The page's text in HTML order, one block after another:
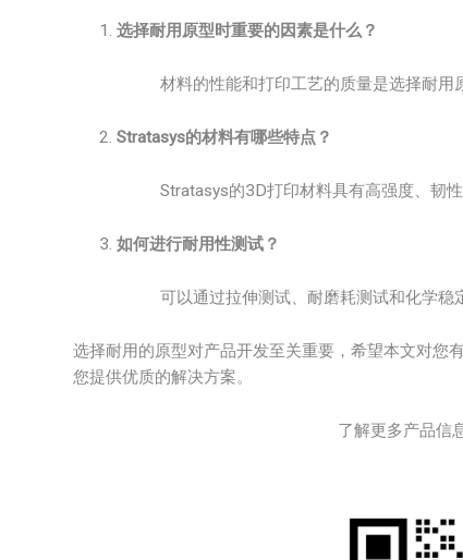
选择耐用原型时重要的因素是什么？
材料的性能和打印工艺的质量是选择耐用
Stratasys的材料有哪些特点？
Stratasys的3D打印材料具有高强度、韧
如何进行耐用性测试？
可以通过拉伸测试、耐磨耗测试和化学稳
选择耐用的原型对产品开发至关重要，希望本文对您
您提供优质的解决方案。
了解更多产品信